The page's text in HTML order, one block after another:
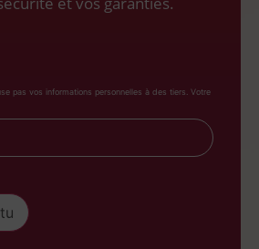
pas vos informations personnelles à des tiers. Votre